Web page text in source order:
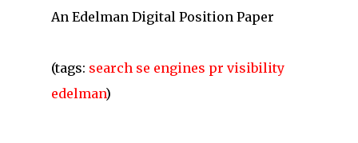
An Edelman Digital Position Paper
(tags: search se engines pr visibility
edelman)